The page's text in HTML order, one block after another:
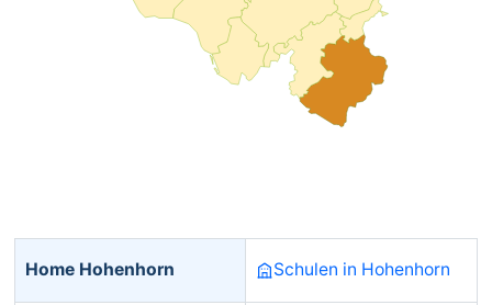
Home Hohenhorn Schulen in Hohenhorn